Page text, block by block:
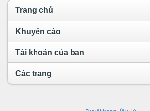
Trang chủ
Khuyến cáo
Tài khoản của bạn
Các trang